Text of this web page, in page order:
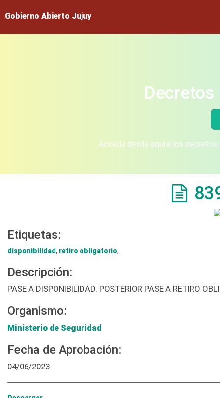
Gobierno Abierto Jujuy
Acceda desde aquí a los
Etiquetas:
disponibilidad, retiro obligatorio,
Descripción:
PASE A DISPONIBILIDAD. POSTERIOR PASE A RETIRO
Organismo:
Ministerio de Seguridad
Fecha de Aprobación:
04/06/2023